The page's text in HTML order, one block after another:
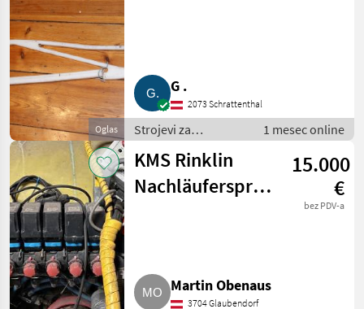
Oglas
G .
2073 Schrattenthal
Strojevi za
vinogradarstvo /
Ostali strojevi za
vinogradarstvo
1 mesec online
KMS Rinklin
Nachläufersprüher
15.000
€
bez PDV-a
Martin Obenaus
3704 Glaubendorf